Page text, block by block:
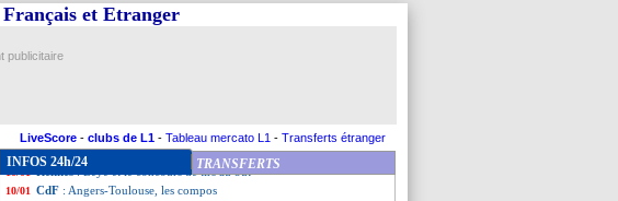
et Etranger
publicitaire
LiveScore - clubs de L1 - Tableau mercato L1 - Transferts étranger
INFOS 24h/24 TRANSFERTS
10/01 Ita.: Bologne freine Côme
10/01 Nice: Boudaoui plaît à Brighton et Galatasaray
10/01 Lille: Genesio pas fier de son attitude
10/01 Bayern : Kompany note l'évolution d'Upamecano
10/01 CdF: Sochaux-Lens reporté
: Beye et le concours de tirs au but
10/01 CdF : Angers-Toulouse, les compos